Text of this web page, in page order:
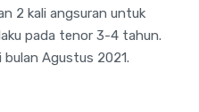
2 kali angsuran untuk
pada tenor 3-4 tahun.
Agustus 2021.